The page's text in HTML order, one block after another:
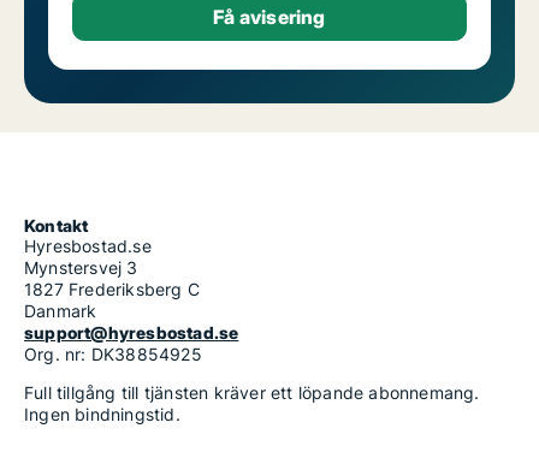
Kontakt
Hyresbostad.se
Mynstersvej 3
1827 Frederiksberg C
Danmark
support@hyresbostad.se
Org. nr: DK38854925
Full tillgång till tjänsten kräver ett löpande abonnemang.
Ingen bindningstid.